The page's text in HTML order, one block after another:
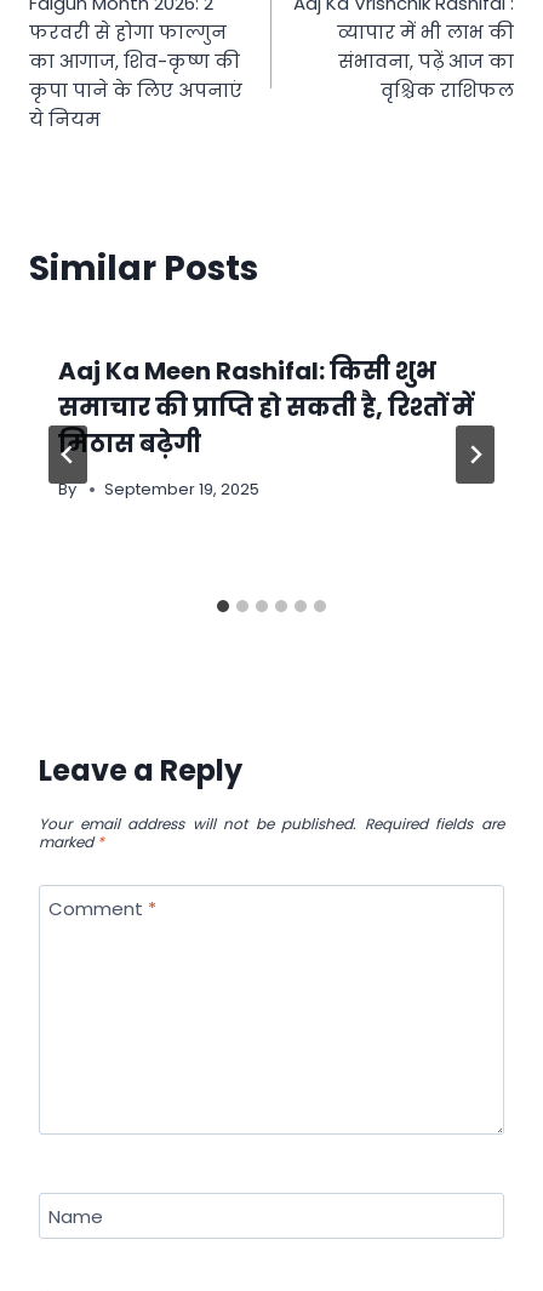
navigation
फरवरी से होगा फाल्गुन
का आगाज, शिव-कृष्ण की
कृपा पाने के लिए अपनाएं
ये नियम
व्यापार में भी लाभ की
संभावना, पढ़ें आज का
वृश्चिक राशिफल
Similar Posts
Aaj Ka Meen Rashifal: किसी शुभ
समाचार की प्राप्ति हो सकती है, रिश्तों में
मिठास बढ़ेगी
By September 19, 2025
Leave a Reply
Your email address will not be published. Required fields are
marked*
Comment *
Name